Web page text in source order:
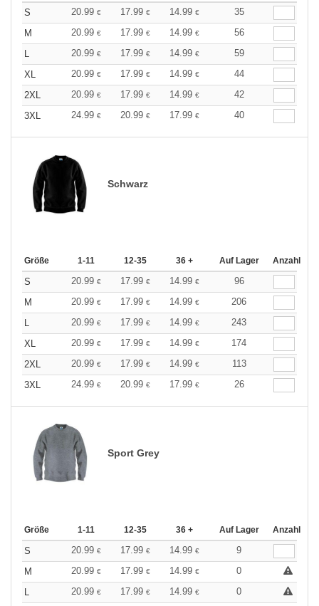
S 20.99 € 17.99 € 14.99 €
35
M
20.99 € 17.99 € 14.99 €
56
L
20.99 € 17.99 € 14.99 €
59
XL
20.99 € 17.99 € 14.99 €
44
2XL
20.99 € 17.99 € 14.99 €
42
3XL
24.99 € 20.99 € 17.99 € 40
Schwarz
Größe 1-11 12-35 36 + Auf Lager Anzahl
S 20.99 € 17.99 € 14.99 €
96
M
20.99 € 17.99 € 14.99 €
206
L
20.99 € 17.99 € 14.99 €
243
XL
20.99 € 17.99 € 14.99 €
174
2XL
20.99 € 17.99 € 14.99 €
113
3XL
24.99 € 20.99 € 17.99 € 26
Sport Grey
Größe 1-11 12-35 36 + Auf Lager Anzahl
S 20.99 € 17.99 € 14.99 €
9
M
20.99 € 17.99 € 14.99 €
0
L
20.99 € 17.99 € 14.99 €
0